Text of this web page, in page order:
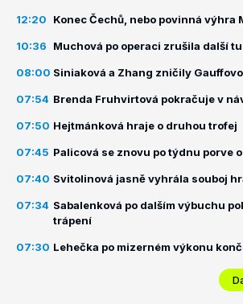
12:20 Konec Čechů, nebo povinná výhra
10:36 Muchová po operaci zrušila další
08:00 Siniaková a Zhang zničily
07:54 Brenda Fruhvirtová pokračuje v
07:50 Hejtmánková hraje o druhou trofej
07:45 Palicová se znovu po týdnu porve
07:40 Svitolinová jasně vyhrála souboj
07:34 Sabalenková po dalším výbuchu
trápení
07:30 Lehečka po mizerném výkonu